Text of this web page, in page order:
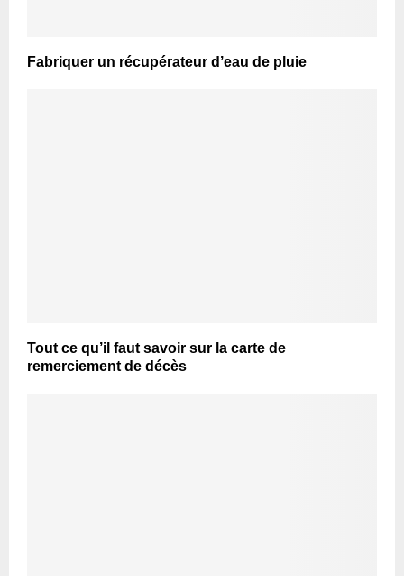
Fabriquer un récupérateur d’eau de pluie
Tout ce qu’il faut savoir sur la carte de
remerciement de décès